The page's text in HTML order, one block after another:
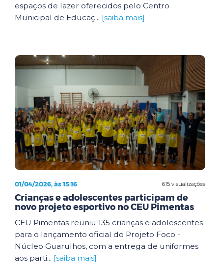
espaços de lazer oferecidos pelo Centro
Municipal de Educaç... [saiba mais]
615 visualizações
01/04/2026, às 15:16
Crianças e adolescentes participam de
novo projeto esportivo no CEU Pimentas
CEU Pimentas reuniu 135 crianças e adolescentes
para o lançamento oficial do Projeto Foco -
Núcleo Guarulhos, com a entrega de uniformes
aos parti... [saiba mais]